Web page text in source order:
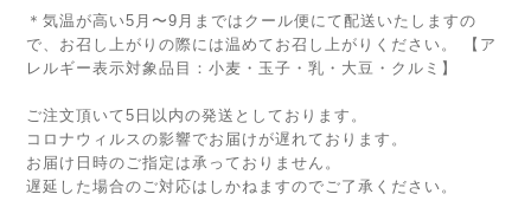
＊気温が高い5月〜9月まではクール便にて配送いたしますの
で、お召し上がりの際には温めてお召し上がりください。 【ア
レルギー表示対象品目：小麦・玉子・乳・大豆・クルミ】
ご注文頂いて5日以内の発送としております。
コロナウィルスの影響でお届けが遅れております。
お届け日時のご指定は承っておりません。
遅延した場合のご対応はしかねますのでご了承ください。